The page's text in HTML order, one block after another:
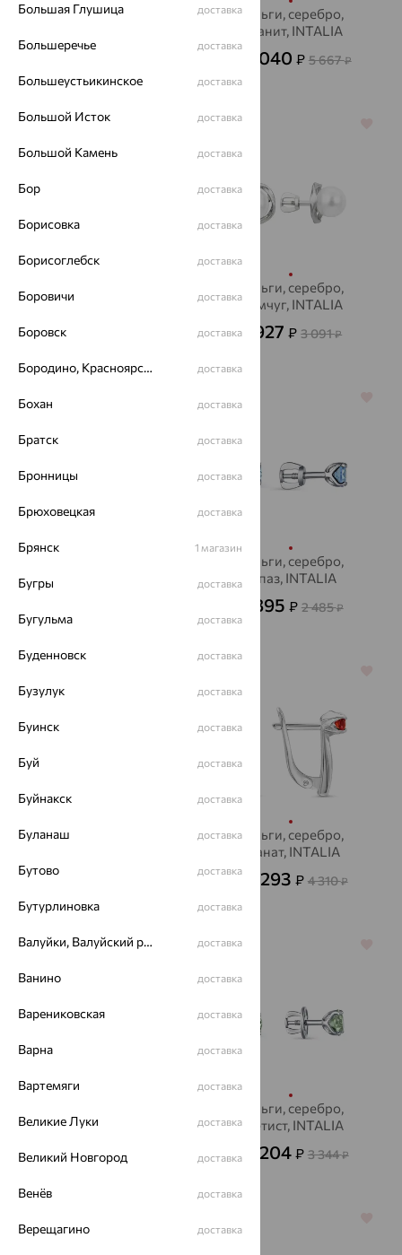
Серьги, серебро,
1 864
Серьги, серебро,
фианит, INTALIA
2 040 ₽ 5 667₽
70%
аметист, INTALIA
2 079
70%
Серьги, серебро,
жемчуг, INTALIA
от 927₽ 3 091₽
Серьги, серебро,
топаз, INTALIA
895 ₽ 2 485₽
Серьги, серебро,
Серьги, серебро,
гранат, INTALIA
1 293 ₽ 4 310₽
64%
гранат, INTALIA
от 3 721₽ 10 337
64%
Серьги, серебро,
аметист, INTALIA
от 1 204 ₽ 3 344₽
Большая Глушица доставка
Большеречье доставка
Большеустьикинское доставка
Большой Исток доставка
Большой Камень доставка
Бор доставка
Борисовка доставка
Борисоглебск доставка
Боровичи доставка
Боровск доставка
Бородино, Красноярский край доставка
Бохан доставка
Братск доставка
Бронницы доставка
Брюховецкая доставка
Брянск 1 магазин
Бугры доставка
Бугульма доставка
Буденновск доставка
Бузулук доставка
Буинск доставка
Буй доставка
Буйнакск доставка
Буланаш доставка
Бутово доставка
Бутурлиновка доставка
Валуйки, Валуйский район доставка
Ванино доставка
Варениковская доставка
Варна доставка
Вартемяги доставка
Великие Луки доставка
Великий Новгород доставка
Венёв доставка
Верещагино доставка